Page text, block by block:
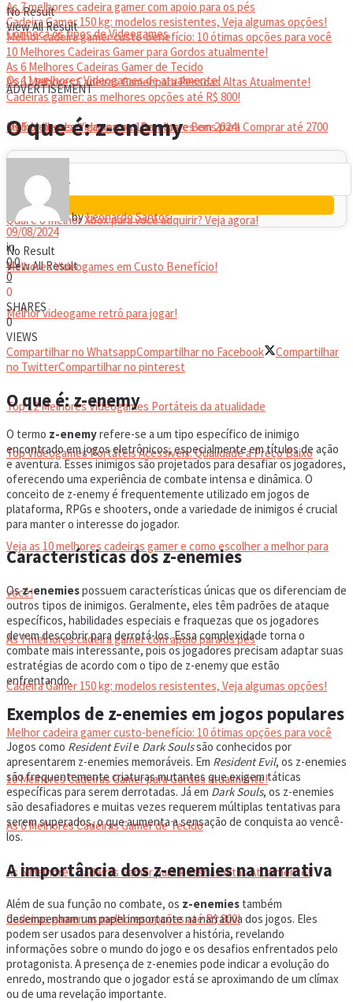
As 7 melhores cadeira gamer com apoio para os pés
Cadeira Gamer 150 kg: modelos resistentes, Veja algumas opções!
Melhor cadeira gamer custo-benefício: 10 ótimas opções para você
10 Melhores Cadeiras Gamer para Gordos atualmente!
As 6 Melhores Cadeiras Gamer de Tecido
As 6 Melhores Cadeiras Gamer para Pessoas Altas Atualmente!
Cadeiras gamer: as melhores opções até R$ 800!
Melhor headset gamer: os 10 melhores em 2024!
No Result
View All Result
Conheça os tipos de Videogames
Os 11 melhores Videogames de atualmente!
Os 5 Melhores Videogames Baratos e Bons para Comprar até 2700
Reais
Qual é o melhor Xbox para você adquirir? Veja agora!
Melhores Videogames em Custo Benefício!
Melhor videogame retrô para jogar!
VIDEOGAMES PORTÁTEIS
Top 12 Melhores Videogames Portáteis da atualidade
Top Videogames Portáteis Acessíveis: Qualidade a Preço Baixo
CADEIRA GAMER
Veja as 10 melhores cadeiras gamer e como escolher a melhor para
você!
As 7 melhores cadeira gamer com apoio para os pés
Cadeira Gamer 150 kg: modelos resistentes, Veja algumas opções!
Melhor cadeira gamer custo-benefício: 10 ótimas opções para você
10 Melhores Cadeiras Gamer para Gordos atualmente!
As 6 Melhores Cadeiras Gamer de Tecido
As 6 Melhores Cadeiras Gamer para Pessoas Altas Atualmente!
Cadeiras gamer: as melhores opções até R$ 800!
HEADSET
No Result
View All Result
ADVERTISEMENT
O que é: z-enemy
byLeonardo Santos
09/08/2024
in
00
0
0
SHARES
0
VIEWS
Compartilhar no WhatsappCompartilhar no Facebook
Compartilhar
no TwitterCompartilhar no pinterest
O que é: z-enemy
O termo z-enemyrefere-se a um tipo específico de inimigo
encontrado em jogos eletrônicos, especialmente em títulos de ação
e aventura. Esses inimigos são projetados para desafiar os jogadores,
oferecendo uma experiência de combate intensa e dinâmica. O
conceito de z-enemy é frequentemente utilizado em jogos de
plataforma, RPGs e shooters, onde a variedade de inimigos é crucial
para manter o interesse do jogador.
Características dos z-enemies
Osz-enemiespossuem características únicas que os diferenciam de
outros tipos de inimigos. Geralmente, eles têm padrões de ataque
específicos, habilidades especiais e fraquezas que os jogadores
devem descobrir para derrotá-los. Essa complexidade torna o
combate mais interessante, pois os jogadores precisam adaptar suas
estratégias de acordo com o tipo de z-enemy que estão
enfrentando.
Exemplos de z-enemies em jogos populares
Jogos como Resident Evile Dark Soulssão conhecidos por
apresentarem z-enemies memoráveis. Em Resident Evil, os z-enemies
são frequentemente criaturas mutantes que exigem táticas
específicas para serem derrotadas. Já em Dark Souls, os z-enemies
são desafiadores e muitas vezes requerem múltiplas tentativas para
serem superados, o que aumenta a sensação de conquista ao vencê-
los.
A importância dos z-enemies na narrativa
Além de sua função no combate, os z-enemies também
desempenham um papel importante na narrativa dos jogos. Eles
podem ser usados para desenvolver a história, revelando
informações sobre o mundo do jogo e os desafios enfrentados pelo
protagonista. A presença de z-enemies pode indicar a evolução do
enredo, mostrando que o jogador está se aproximando de um clímax
ou de uma revelação importante.